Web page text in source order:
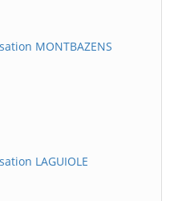
MONTBAZENS
LAGUIOLE